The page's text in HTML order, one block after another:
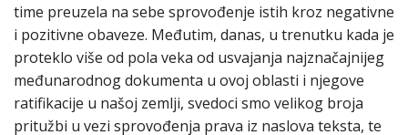
time preuzela na sebe sprovođenje istih kroz negativne
i pozitivne obaveze. Međutim, danas, u trenutku kada je
proteklo više od pola veka od usvajanja najznačajnijeg
međunarodnog dokumenta u ovoj oblasti i njegove
ratifikacije u našoj zemlji, svedoci smo velikog broja
pritužbi u vezi sprovođenja prava iz naslova teksta, te